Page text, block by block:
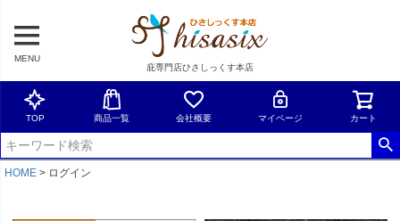
MENU
庇専門店ひさしっくす本店
TOP 商品一覧 会社概要 マイページ カート
HOME ログイン